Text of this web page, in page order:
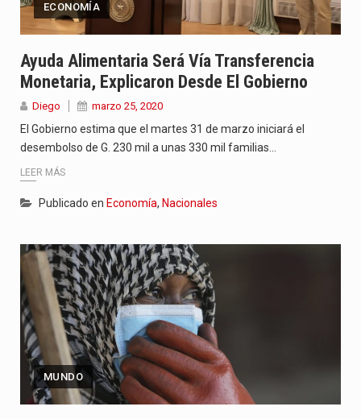
ECONOMÍA
Ayuda Alimentaria Será Vía Transferencia
Monetaria, Explicaron Desde El Gobierno
Diego marzo 25, 2020
El Gobierno estima que el martes 31 de marzo iniciará el
desembolso de G. 230 mil a unas 330 mil familias…
LEER MÁS
Publicado en Economía, Nacionales
MUNDO